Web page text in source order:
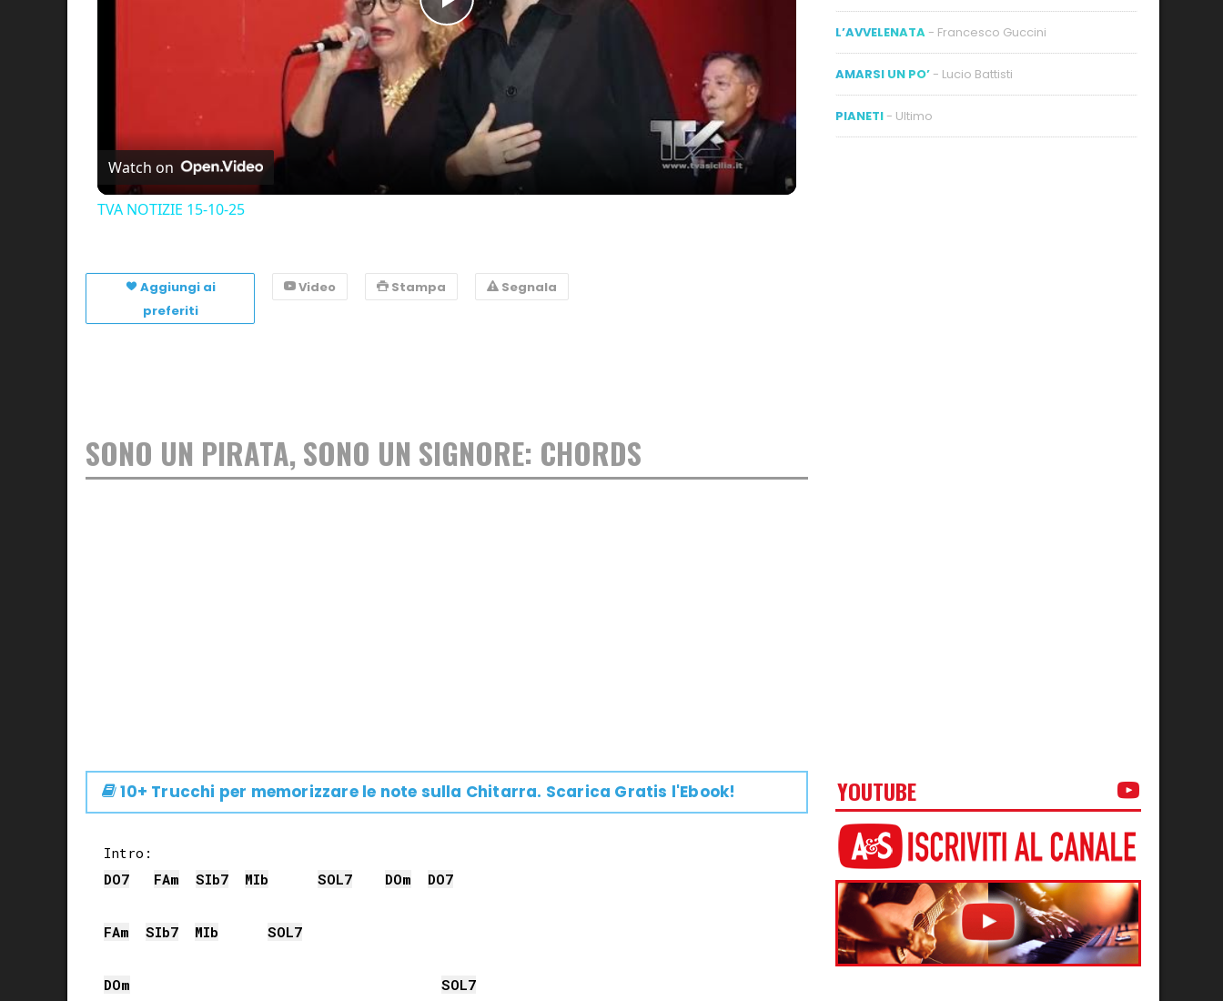
Play
Video
Watch on
TVA NOTIZIE 15-10-25
Aggiungi ai
preferiti
Video Stampa Segnala
SONO UN PIRATA, SONO UN SIGNORE: CHORDS
10+ Trucchi per memorizzare le note sulla Chitarra. Scarica Gratis l'Ebook!
DO7 FAm SIb7 MIb SOL7 DOm DO7
FAm SIb7 MIb SOL7
DOm SOL7
L’AVVELENATA - Francesco Guccini
AMARSI UN PO’ - Lucio Battisti
PIANETI - Ultimo
YOUTUBE